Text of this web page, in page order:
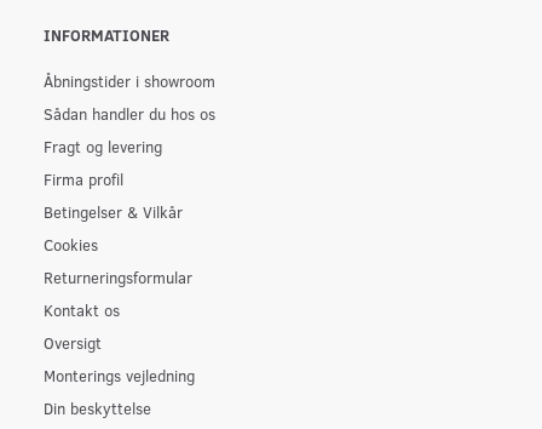
INFORMATIONER
Åbningstider i showroom
Sådan handler du hos os
Fragt og levering
Firma profil
Betingelser & Vilkår
Cookies
Returneringsformular
Kontakt os
Oversigt
Monterings vejledning
Din beskyttelse